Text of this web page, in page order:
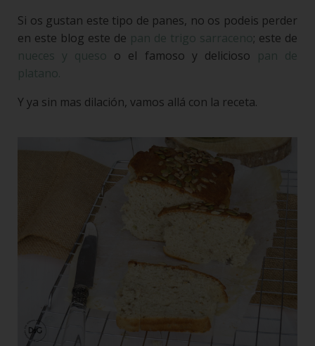
Si os gustan este tipo de panes, no os podeis perder
en este blog este de pan de trigo sarraceno; este de
nueces y queso o el famoso y delicioso pan de
platano.
Y ya sin mas dilación, vamos allá con la receta.